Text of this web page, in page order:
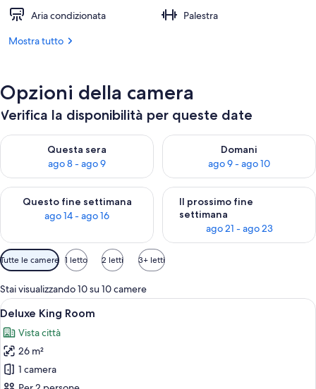
Aria condizionata
Palestra
Mostra tutto
Opzioni della camera
Verifica la disponibilità per queste date
Questa sera
ago 8 - ago 9
Verifica la disponibilità per questa sera, ago 8 - ago 9
Domani
ago 9 - ago 10
Verifica la disponibilità per
Questo fine settimana
ago 14 - ago 16
Verifica la disponibilità per questo fine settimana, ago 14 -
Il prossimo fine
settimana
ago 21 - ago 23
Verifica la disponibilità per il
Filtri
disponibili
per
le
camere
Tutte le camere 1 letto 2 letti 3+ letti
Stai visualizzando 10 su 10 camere
Apri
tutte
le
foto
per
Camera d'albergo con un letto
6
Deluxe King Room
Vista città
26 m²
1 camera